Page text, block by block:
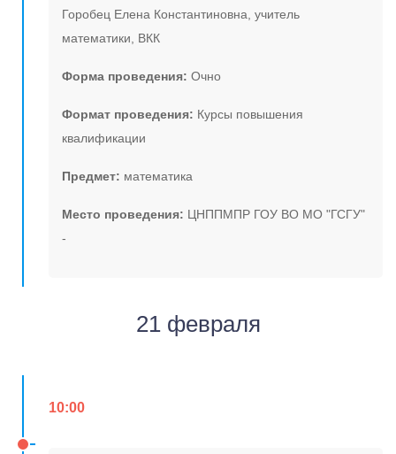
Горобец Елена Константиновна, учитель
математики, ВКК
Форма проведения: Очно
Формат проведения: Курсы повышения
квалификации
Предмет: математика
Место проведения: ЦНППМПР ГОУ ВО МО "ГСГУ"
-
21 февраля
10:00